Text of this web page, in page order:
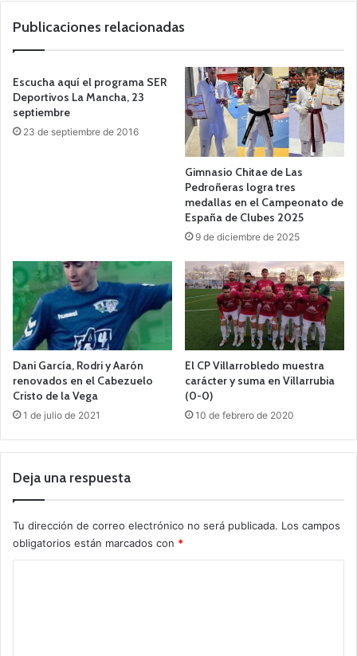
Publicaciones relacionadas
Escucha aquí el programa SER
Deportivos La Mancha, 23
septiembre
23 de septiembre de 2016
Gimnasio Chitae de Las
Pedroñeras logra tres
medallas en el Campeonato de
España de Clubes 2025
9 de diciembre de 2025
Dani García, Rodri y Aarón
renovados en el Cabezuelo
Cristo de la Vega
1 de julio de 2021
El CP Villarrobledo muestra
carácter y suma en Villarrubia
(0-0)
10 de febrero de 2020
Deja una respuesta
Tu dirección de correo electrónico no será publicada. Los campos
obligatorios están marcados con *